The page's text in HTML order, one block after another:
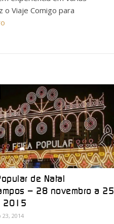
Viaje Comigo para
de Natal
– 28 novembro a 25
2015
2014